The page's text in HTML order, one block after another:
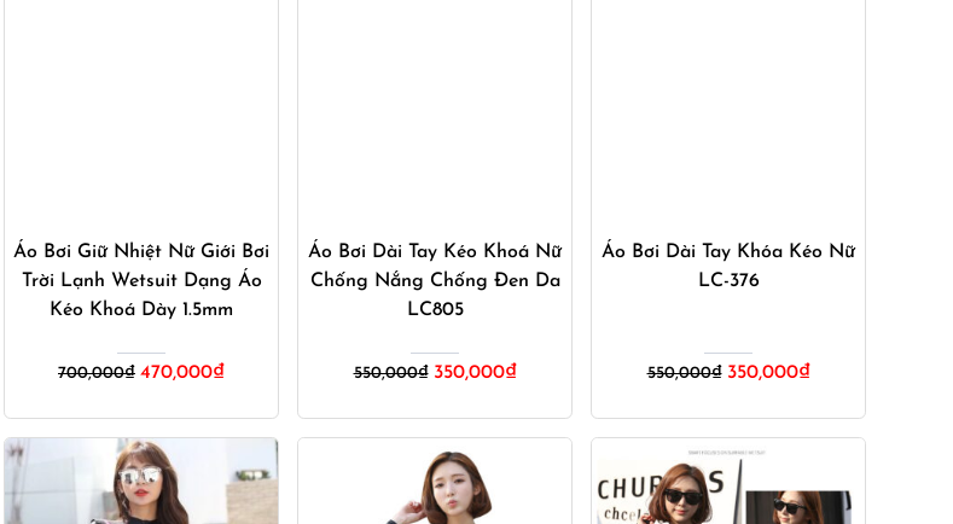
Áo Bơi Giữ Nhiệt Nữ Giới Bơi
Trời Lạnh Wetsuit Dạng Áo
Kéo Khoá Dày 1.5mm
700,000₫ Giá
là:
700,000₫.
470,000₫Giá
tại
là:
470,000₫.
Áo Bơi Dài Tay Kéo Khoá Nữ
Chống Nắng Chống Đen Da
LC805
550,000₫ Giá
là:
550,000₫.
350,000₫Giá
tại
là:
Áo Bơi Dài Tay Khóa Kéo Nữ
LC-376
550,000₫ Giá
là:
550,000₫.
350,000₫Giá
tại
là: